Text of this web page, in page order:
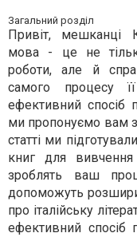
Загальний розділ
Привіт, мешканці
мова - це не
роботи, але й
самого процесу
ефективний спосіб
ми пропонуємо вам
статті ми
книг для вивчення
зроблять ваш
допоможуть
про італійську
ефективний спосіб